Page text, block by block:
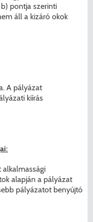
b) pontja szerinti
áll a kizáró okok
A pályázat
kiírás
alapján a pályázat
pályázatot benyújtó